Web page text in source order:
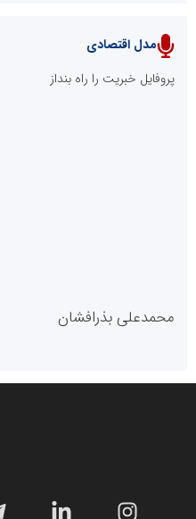
پایگاه خبری نهضت ملی
پایگاه خبری گفتمان یزد
مدل اقتصادی
پروفایل خبریت را راه بنداز
محمدعلی بذرافشان